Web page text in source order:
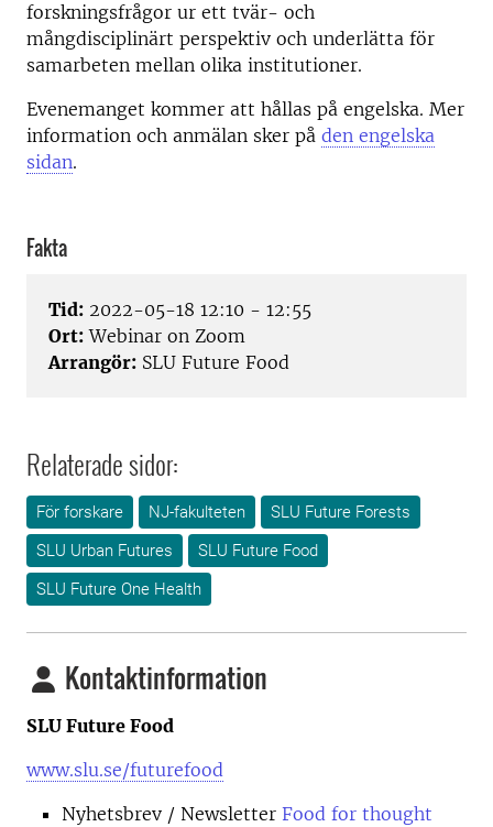
forskningsfrågor ur ett tvär- och
mångdisciplinärt perspektiv och underlätta för
samarbeten mellan olika institutioner.
Evenemanget kommer att hållas på engelska. Mer
information och anmälan sker på den engelska
sidan.
Fakta
Tid: 2022-05-18 12:10 - 12:55
Ort: Webinar on Zoom
Arrangör: SLU Future Food
Relaterade sidor:
För forskare NJ-fakulteten
SLU Future Forests
SLU Urban Futures
SLU Future Food
SLU Future One Health
Kontaktinformation
SLU Future Food
www.slu.se/futurefood
Nyhetsbrev / Newsletter Food for thought